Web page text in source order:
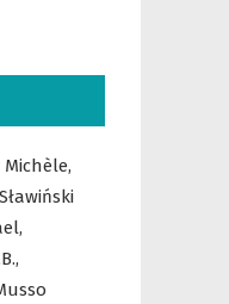
Michèle,
Sławiński